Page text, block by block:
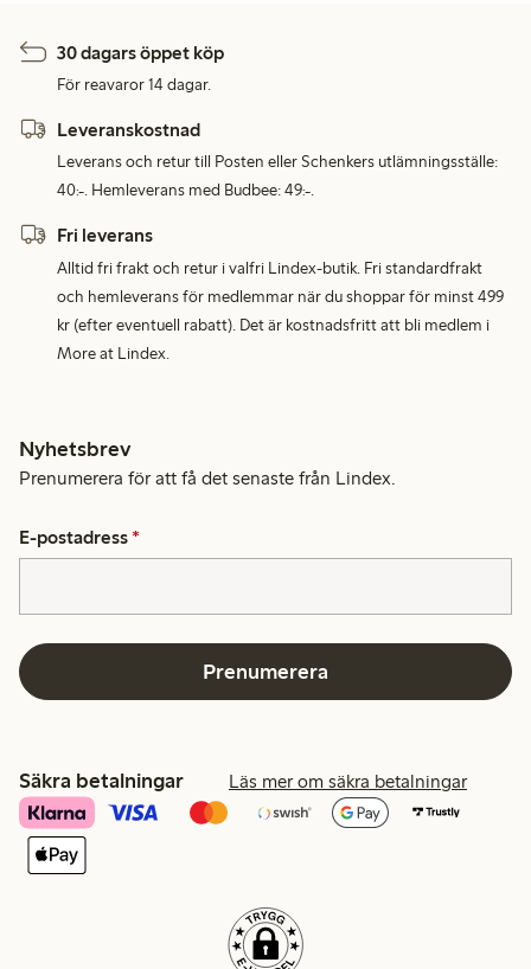
30 dagars öppet köp
För reavaror 14 dagar.
Leveranskostnad
Leverans och retur till Posten eller Schenkers utlämningsställe:
40:-. Hemleverans med Budbee: 49:-.
Fri leverans
Alltid fri frakt och retur i valfri Lindex-butik. Fri standardfrakt
och hemleverans för medlemmar när du shoppar för minst 499
kr (efter eventuell rabatt). Det är kostnadsfritt att bli medlem i
More at Lindex.
Nyhetsbrev
Prenumerera för att få det senaste från Lindex.
E-postadress *
Prenumerera
Säkra betalningar Läs mer om säkra betalningar